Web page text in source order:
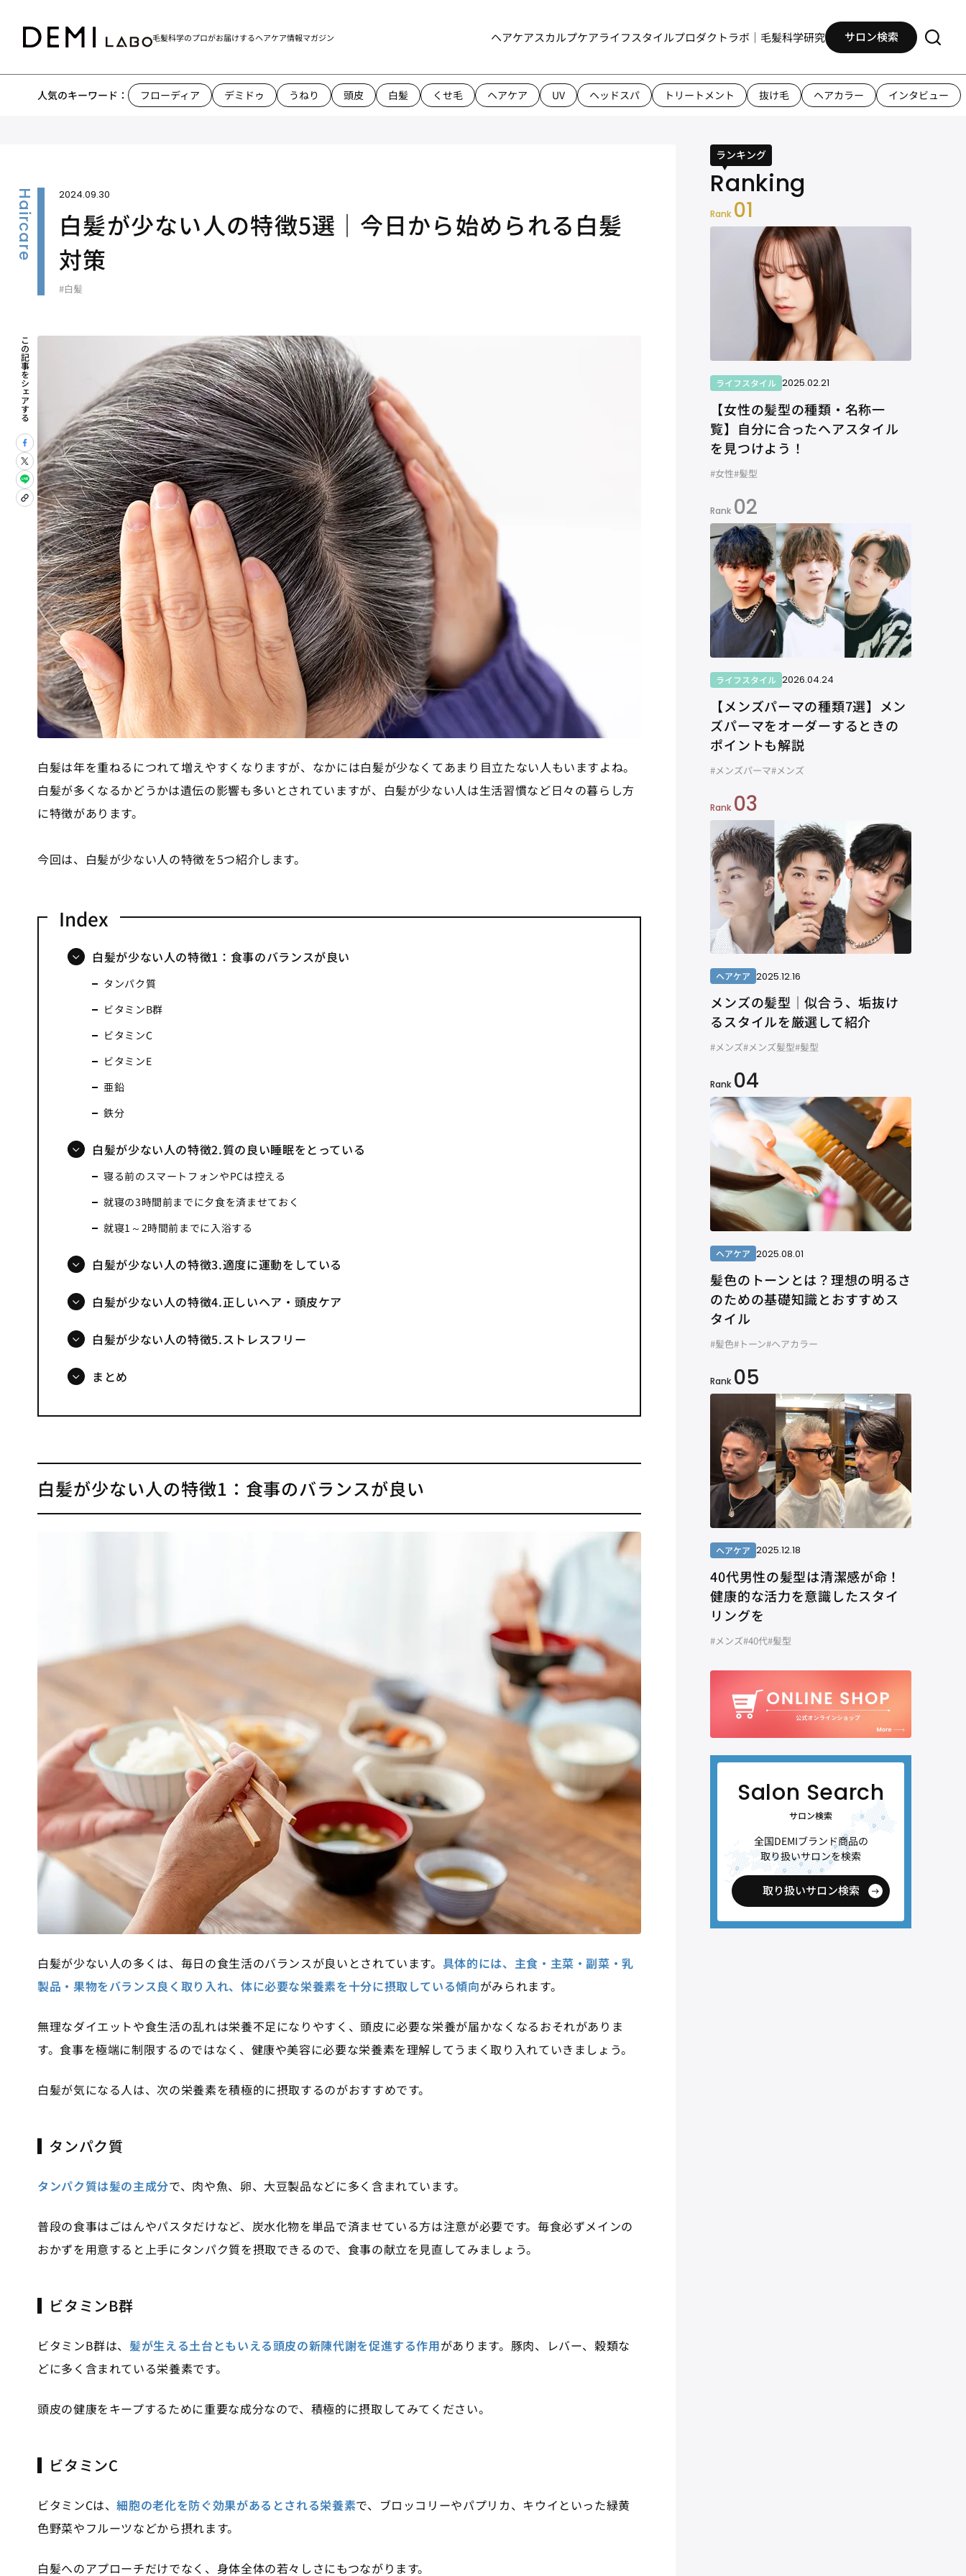
毛髪科学のプロがお届けするヘアケア情報マガジン ヘアケアスカルプケアライフスタイルプロダクトラボ｜毛髪科学研究 サロン検索
人気のキーワード： フローディア デミドゥ うねり 頭皮 白髪 くせ毛 ヘアケア UV ヘッドスパ トリートメント 抜け毛 ヘアカラー インタビュー
2024.09.30
白髪が少ない人の特徴5選｜今日から始められる白髪
対策
#白髪
この記事をシェアする
白髪は年を重ねるにつれて増えやすくなりますが、なかには白髪が少なくてあまり目立たない人もいますよね。
白髪が多くなるかどうかは遺伝の影響も多いとされていますが、白髪が少ない人は生活習慣など日々の暮らし方
に特徴があります。
今回は、白髪が少ない人の特徴を5つ紹介します。
白髪が少ない人の特徴1：食事のバランスが良い
タンパク質
ビタミンB群
ビタミンC
ビタミンE
亜鉛
鉄分
白髪が少ない人の特徴2.質の良い睡眠をとっている
寝る前のスマートフォンやPCは控える
就寝の3時間前までに夕食を済ませておく
就寝1～2時間前までに入浴する
白髪が少ない人の特徴3.適度に運動をしている
白髪が少ない人の特徴4.正しいヘア・頭皮ケア
白髪が少ない人の特徴5.ストレスフリー
まとめ
白髪が少ない人の特徴1：食事のバランスが良い
白髪が少ない人の多くは、毎日の食生活のバランスが良いとされています。 具体的には、主食・主菜・副菜・乳
製品・果物をバランス良く取り入れ、体に必要な栄養素を十分に摂取している傾向がみられます。
無理なダイエットや食生活の乱れは栄養不足になりやすく、頭皮に必要な栄養が届かなくなるおそれがありま
す。食事を極端に制限するのではなく、健康や美容に必要な栄養素を理解してうまく取り入れていきましょう。
白髪が気になる人は、次の栄養素を積極的に摂取するのがおすすめです。
タンパク質
タンパク質は髪の主成分で、肉や魚、卵、大豆製品などに多く含まれています。
普段の食事はごはんやパスタだけなど、炭水化物を単品で済ませている方は注意が必要です。毎食必ずメインの
おかずを用意すると上手にタンパク質を摂取できるので、食事の献立を見直してみましょう。
ビタミンB群
ビタミンB群は、髪が生える土台ともいえる頭皮の新陳代謝を促進する作用があります。豚肉、レバー、穀類な
どに多く含まれている栄養素です。
頭皮の健康をキープするために重要な成分なので、積極的に摂取してみてください。
ビタミンC
ビタミンCは、細胞の老化を防ぐ効果があるとされる栄養素で、ブロッコリーやパプリカ、キウイといった緑黄
色野菜やフルーツなどから摂れます。
白髪へのアプローチだけでなく、身体全体の若々しさにもつながります。
ランキング
Rank 01
ライフスタイル 2025.02.21
【女性の髪型の種類・名称一
覧】自分に合ったヘアスタイル
を見つけよう！
#女性#髪型
Rank 02
ライフスタイル 2026.04.24
【メンズパーマの種類7選】メン
ズパーマをオーダーするときの
ポイントも解説
#メンズパーマ#メンズ
Rank 03
ヘアケア 2025.12.16
メンズの髪型｜似合う、垢抜け
るスタイルを厳選して紹介
#メンズ#メンズ髪型#髪型
Rank 04
ヘアケア 2025.08.01
髪色のトーンとは？理想の明るさ
のための基礎知識とおすすめス
タイル
#髪色#トーン#ヘアカラー
Rank 05
ヘアケア 2025.12.18
40代男性の髪型は清潔感が命！
健康的な活力を意識したスタイ
リングを
#メンズ#40代#髪型
サロン検索
全国DEMIブランド商品の
取り扱いサロンを検索
取り扱いサロン検索